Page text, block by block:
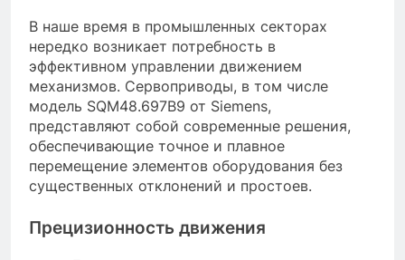
В наше время в промышленных секторах
нередко возникает потребность в
эффективном управлении движением
механизмов. Сервоприводы, в том числе
модель SQM48.697B9 от Siemens,
представляют собой современные решения,
обеспечивающие точное и плавное
перемещение элементов оборудования без
существенных отклонений и простоев.
Прецизионность движения